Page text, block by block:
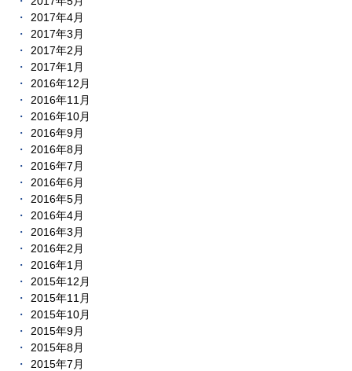
2017年4月
2017年3月
2017年2月
2017年1月
2016年12月
2016年11月
2016年10月
2016年9月
2016年8月
2016年7月
2016年6月
2016年5月
2016年4月
2016年3月
2016年2月
2016年1月
2015年12月
2015年11月
2015年10月
2015年9月
2015年8月
2015年7月